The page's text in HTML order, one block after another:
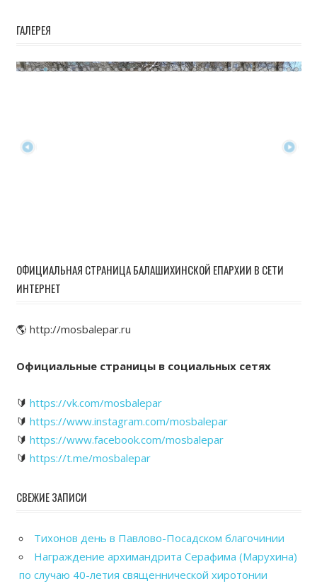
ГАЛЕРЕЯ
ОФИЦИАЛЬНАЯ СТРАНИЦА БАЛАШИХИНСКОЙ ЕПАРХИИ В СЕТИ
ИНТЕРНЕТ
🌎 http://mosbalepar.ru
Официальные страницы в социальных сетях
🔰 https://vk.com/mosbalepar
🔰 https://www.instagram.com/mosbalepar
🔰 https://www.facebook.com/mosbalepar
🔰 https://t.me/mosbalepar
СВЕЖИЕ ЗАПИСИ
Тихонов день в Павлово-Посадском благочинии
Награждение архимандрита Серафима (Марухина)
по случаю 40-летия священнической хиротонии